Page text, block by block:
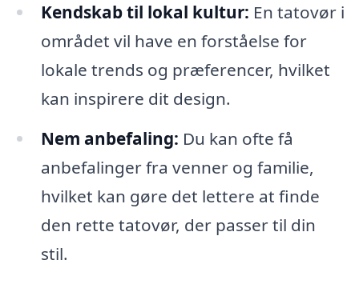
Kendskab til lokal kultur: En tatovør i
området vil have en forståelse for
lokale trends og præferencer, hvilket
kan inspirere dit design.
Nem anbefaling: Du kan ofte få
anbefalinger fra venner og familie,
hvilket kan gøre det lettere at finde
den rette tatovør, der passer til din
stil.